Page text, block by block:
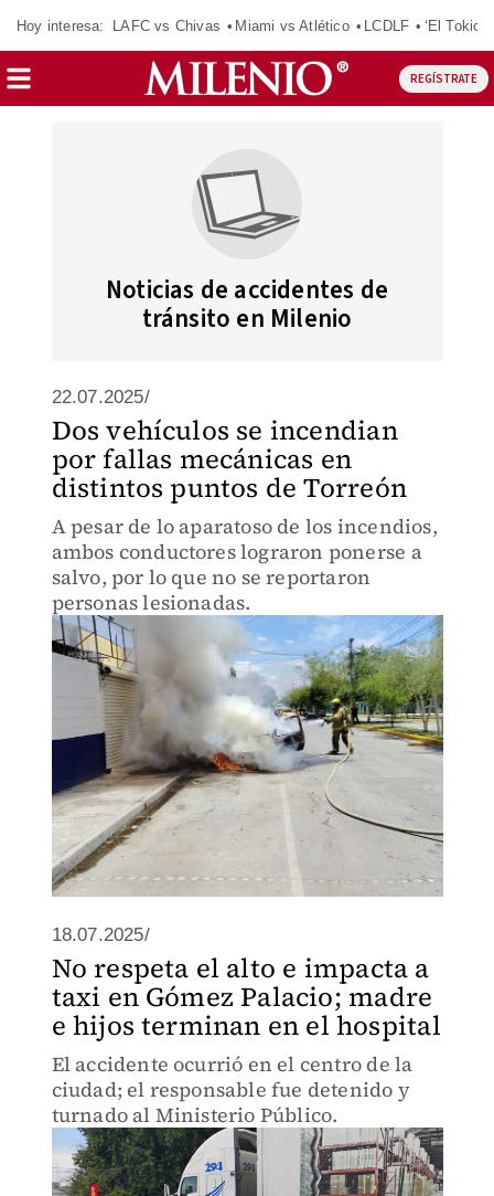
Hoy interesa: LAFC vs Chivas Miami vs Atlético LCDLF ‘El Tokio’
REGÍSTRATE
Noticias de accidentes de
tránsito en Milenio
22.07.2025/
Dos vehículos se incendian
por fallas mecánicas en
distintos puntos de Torreón
A pesar de lo aparatoso de los incendios,
ambos conductores lograron ponerse a
salvo, por lo que no se reportaron
personas lesionadas.
18.07.2025/
No respeta el alto e impacta a
taxi en Gómez Palacio; madre
e hijos terminan en el hospital
El accidente ocurrió en el centro de la
ciudad; el responsable fue detenido y
turnado al Ministerio Público.